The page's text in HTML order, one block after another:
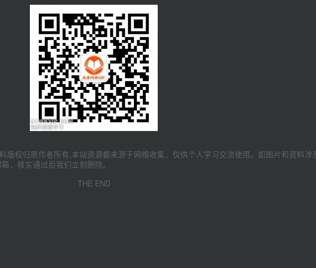
版权归原作者所有,本站资源都来源于网络收集，仅供个人学习交流使用。如图片和资料涉
，核实通过后我们立刻删除。
THE END